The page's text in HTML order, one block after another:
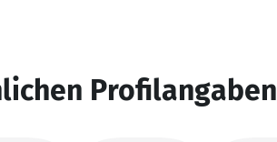
Profilangaben